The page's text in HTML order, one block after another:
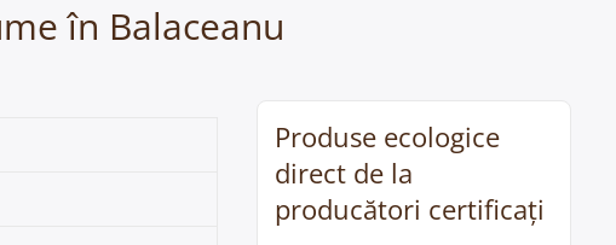
în Balaceanu
Produse ecologice
direct de la
producători certificați